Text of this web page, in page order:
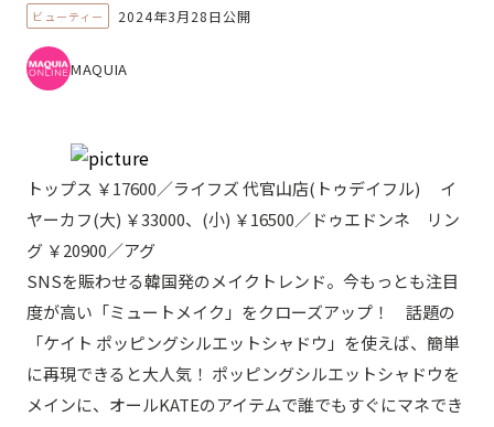
ビューティー 2024年3月28日公開
MAQUIA
トップス ￥17600／ライフズ 代官山店(トゥデイフル) イ
ヤーカフ(大) ￥33000、(小) ￥16500／ドゥエドンネ リン
グ ￥20900／アグ
SNSを賑わせる韓国発のメイクトレンド。今もっとも注目
度が高い「ミュートメイク」をクローズアップ！ 話題の
「ケイト ポッピングシルエットシャドウ」を使えば、簡単
に再現できると大人気！ ポッピングシルエットシャドウを
メインに、オールKATEのアイテムで誰でもすぐにマネでき